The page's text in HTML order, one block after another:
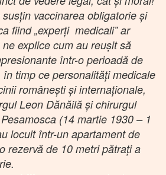
susțin vaccinarea obligatorie și
fiind „experți medicali” ar
explice cum au reușit să
într-o perioadă de
timp ce personalități medicale
românești și internaționale,
Leon Dănăilă şi chirurgul
(14 martie 1930 – 1
locuit într-un apartament de
rezervă de 10 metri pătraţi a